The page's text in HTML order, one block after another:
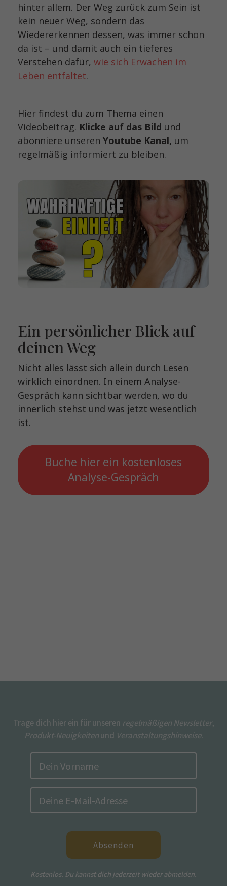
hinter allem. Der Weg zurück zum Sein ist
kein neuer Weg, sondern das
Wiedererkennen dessen, was immer schon
da ist – und damit auch ein tieferes
Verstehen dafür, wie sich Erwachen im
Leben entfaltet.
Hier findest du zum Thema einen
Videobeitrag. Klicke auf das Bild und
abonniere unseren Youtube Kanal, um
regelmäßig informiert zu bleiben.
Ein persönlicher Blick auf
deinen Weg
Nicht alles lässt sich allein durch Lesen
wirklich einordnen. In einem Analyse-
Gespräch kann sichtbar werden, wo du
innerlich stehst und was jetzt wesentlich
ist.
Buche hier ein kostenloses
Analyse-Gespräch
Trage dich hier ein für unseren regelmäßigen Newsletter,
Produkt-Neuigkeitenund Veranstaltungshinweise.
Absenden
Kostenlos. Du kannst dich jederzeit wieder abmelden.